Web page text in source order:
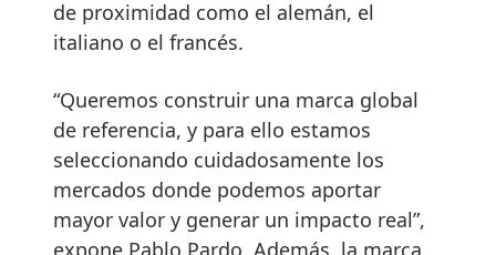
de proximidad como el alemán, el
italiano o el francés.
“Queremos construir una marca global
de referencia, y para ello estamos
seleccionando cuidadosamente los
mercados donde podemos aportar
mayor valor y generar un impacto real”,
expone Pablo Pardo. Además, la marca